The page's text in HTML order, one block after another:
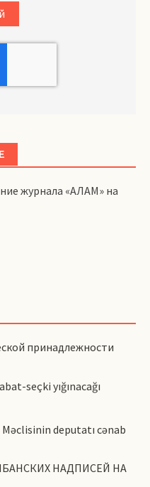
журнала «АЛАМ» на
принадлежности
seçki yığınacağı
deputatı cənab
НАДПИСЕЙ НА